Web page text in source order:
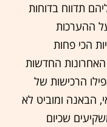
תדווח בדוחות
יעלו על ההערכות
הכי פחות
החדשות
הרכישות של
הבאנה ומוביט לא
שכיום